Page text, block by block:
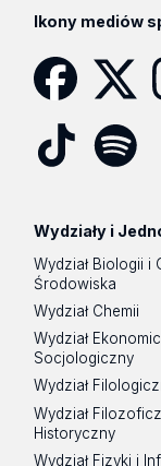
Ikony mediów
Wydziały i
Wydział Biologii i
Środowiska
Wydział Chemii
Wydział
Socjologiczny
Wydział
Wydział
Historyczny
Wydział Fizyki i